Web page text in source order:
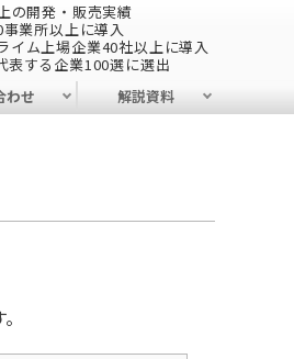
の開発・販売実績
業所以上に導入
イム上場企業40社以上に導入
表する企業100選に選出
わせ 解説資料